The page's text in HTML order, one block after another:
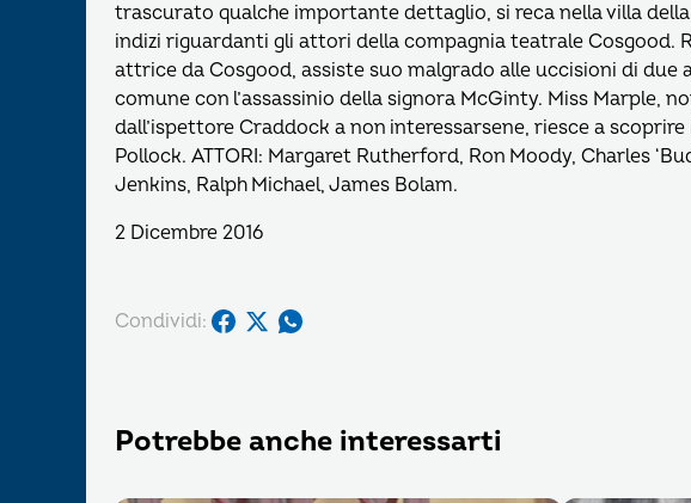
trascurato qualche importante dettaglio, si reca nella villa
indizi riguardanti gli attori della compagnia teatrale Cosgood.
attrice da Cosgood, assiste suo malgrado alle uccisioni di
comune con l’assassinio della signora McGinty. Miss Marple,
dall’ispettore Craddock a non interessarsene, riesce a scoprire
Pollock. ATTORI: Margaret Rutherford, Ron Moody, Charles
Jenkins, Ralph Michael, James Bolam.
2 Dicembre 2016
Condividi:
Potrebbe anche interessarti